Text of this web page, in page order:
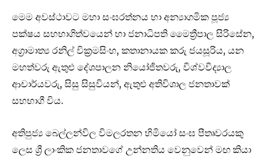
මෙම අවස්ථාවට මහා සංඝරත්නය හා අන්‍යාගමික පූජ්‍ය
පක්ෂය සහභාගිත්වයෙන් හා ජනාධිපති මෛත්‍රීපාල සිරිසේන,
අග්‍රාමාත්‍ය රනිල් වික්‍රමසිංහ, කතානායක කරු ජයසූරිය, යන
මහත්වරු ඇතුළු දේශපාලන නියෝජිතවරු, විශ්වවිද්‍යාල
ආචාර්යවරු, සිසු සිසුවියන්, ඇතුළු අතිවිශාල ජනතාවක්
සහභාගී විය.
අතිපුජ්‍ය බෙල්ලන්විල විමලරතන හිමියෝ සංඝ පීතෘවරයකු
ලෙස ශ්‍රී ලාංකික ජනතාවගේ උන්නතිය වෙනුවෙන් මඟ කියා